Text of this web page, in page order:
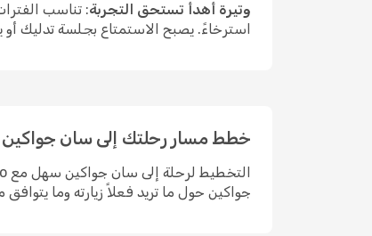
وتيرة أهدأ تستحق التجربة: تناسب
استرخاءً. يصبح الاستمتاع بجلسة تدليك
خطط مسار رحلتك إلى سان جواكين
جواكين حول ما تريد فعلاً زيارته وما يتوافق